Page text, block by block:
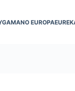
MANO EUROPA